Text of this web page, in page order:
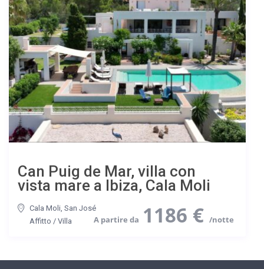
1186 €
Can Puig de Mar, villa con
vista mare a Ibiza, Cala Moli
Cala Moli ,San José
Affitto /Villa